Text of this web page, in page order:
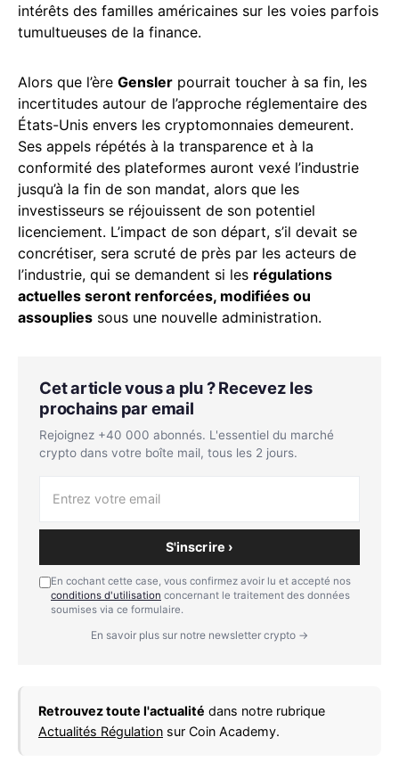
intérêts des familles américaines sur les voies parfois
tumultueuses de la finance.
Alors que l’ère Gensler pourrait toucher à sa fin, les
incertitudes autour de l’approche réglementaire des
États-Unis envers les cryptomonnaies demeurent.
Ses appels répétés à la transparence et à la
conformité des plateformes auront vexé l’industrie
jusqu’à la fin de son mandat, alors que les
investisseurs se réjouissent de son potentiel
licenciement. L’impact de son départ, s’il devait se
concrétiser, sera scruté de près par les acteurs de
l’industrie, qui se demandent si les régulations
actuelles seront renforcées, modifiées ou
assouplies sous une nouvelle administration.
Cet article vous a plu ? Recevez les
prochains par email
Rejoignez +40 000 abonnés. L'essentiel du marché
crypto dans votre boîte mail, tous les 2 jours.
S'inscrire ›
En cochant cette case, vous confirmez avoir lu et accepté nos
conditions d'utilisation concernant le traitement des données
soumises via ce formulaire.
En savoir plus sur notre newsletter crypto →
Retrouvez toute l'actualité dans notre rubrique
Actualités Régulation sur Coin Academy.